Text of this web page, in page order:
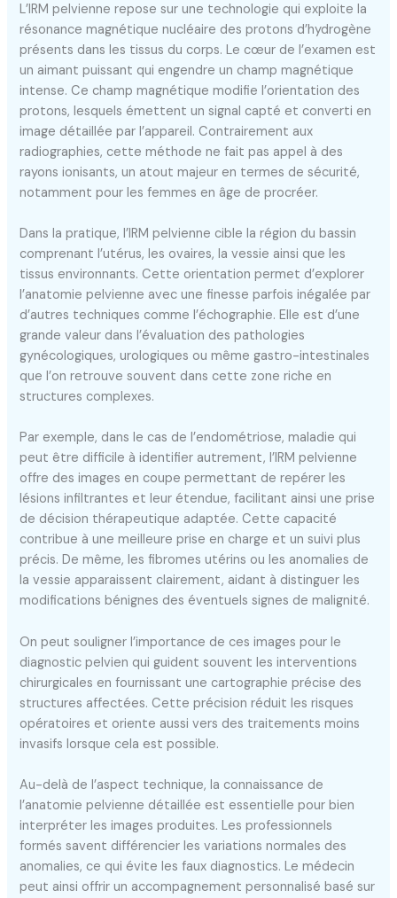
L’IRM pelvienne repose sur une technologie qui exploite la
résonance magnétique nucléaire des protons d’hydrogène
présents dans les tissus du corps. Le cœur de l’examen est
un aimant puissant qui engendre un champ magnétique
intense. Ce champ magnétique modifie l’orientation des
protons, lesquels émettent un signal capté et converti en
image détaillée par l’appareil. Contrairement aux
radiographies, cette méthode ne fait pas appel à des
rayons ionisants, un atout majeur en termes de sécurité,
notamment pour les femmes en âge de procréer.
Dans la pratique, l’IRM pelvienne cible la région du bassin
comprenant l’utérus, les ovaires, la vessie ainsi que les
tissus environnants. Cette orientation permet d’explorer
l’anatomie pelvienne avec une finesse parfois inégalée par
d’autres techniques comme l’échographie. Elle est d’une
grande valeur dans l’évaluation des pathologies
gynécologiques, urologiques ou même gastro-intestinales
que l’on retrouve souvent dans cette zone riche en
structures complexes.
Par exemple, dans le cas de l’endométriose, maladie qui
peut être difficile à identifier autrement, l’IRM pelvienne
offre des images en coupe permettant de repérer les
lésions infiltrantes et leur étendue, facilitant ainsi une prise
de décision thérapeutique adaptée. Cette capacité
contribue à une meilleure prise en charge et un suivi plus
précis. De même, les fibromes utérins ou les anomalies de
la vessie apparaissent clairement, aidant à distinguer les
modifications bénignes des éventuels signes de malignité.
On peut souligner l’importance de ces images pour le
diagnostic pelvien qui guident souvent les interventions
chirurgicales en fournissant une cartographie précise des
structures affectées. Cette précision réduit les risques
opératoires et oriente aussi vers des traitements moins
invasifs lorsque cela est possible.
Au-delà de l’aspect technique, la connaissance de
l’anatomie pelvienne détaillée est essentielle pour bien
interpréter les images produites. Les professionnels
formés savent différencier les variations normales des
anomalies, ce qui évite les faux diagnostics. Le médecin
peut ainsi offrir un accompagnement personnalisé basé sur